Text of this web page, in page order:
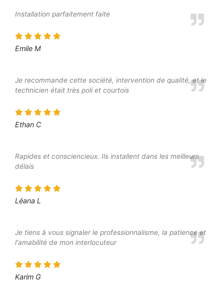
Installation parfaitement faite
Emile M
Je recommande cette société, intervention de qualité, et le
technicien était très poli et courtois
Ethan C
Rapides et consciencieux. Ils installent dans les meilleurs
délais
Léana L
Je tiens à vous signaler le professionnalisme, la patience et
l'amabilité de mon interlocuteur
Karim G